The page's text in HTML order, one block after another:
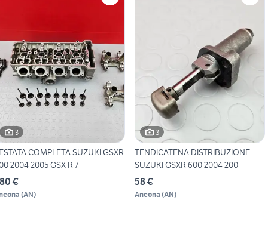
3
COMPLETA SUZUKI GSXR
2004 2005 GSX R 7
€
(AN)
3
TENDICATENA DISTRIBUZIONE
SUZUKI GSXR 600 2004 200
58 €
Ancona (AN)